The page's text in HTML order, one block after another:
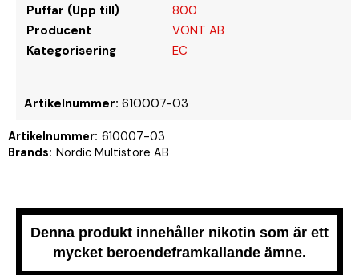
Puffar (Upp till)
800
Producent
VONT AB
Kategorisering
EC
Artikelnummer: 610007-03
Artikelnummer: 610007-03
Brands: Nordic Multistore AB
Denna produkt innehåller nikotin som är ett
mycket beroendeframkallande ämne.